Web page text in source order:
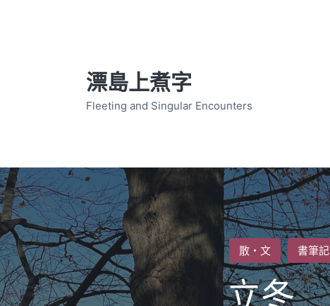
漂島上煮字
Fleeting and Singular Encounters
Posted
in
散・文 書筆記
立冬